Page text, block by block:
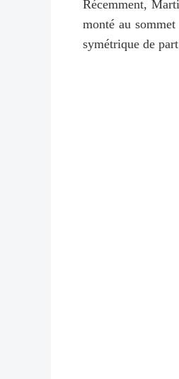
Récemment,
monté au
symétrique de